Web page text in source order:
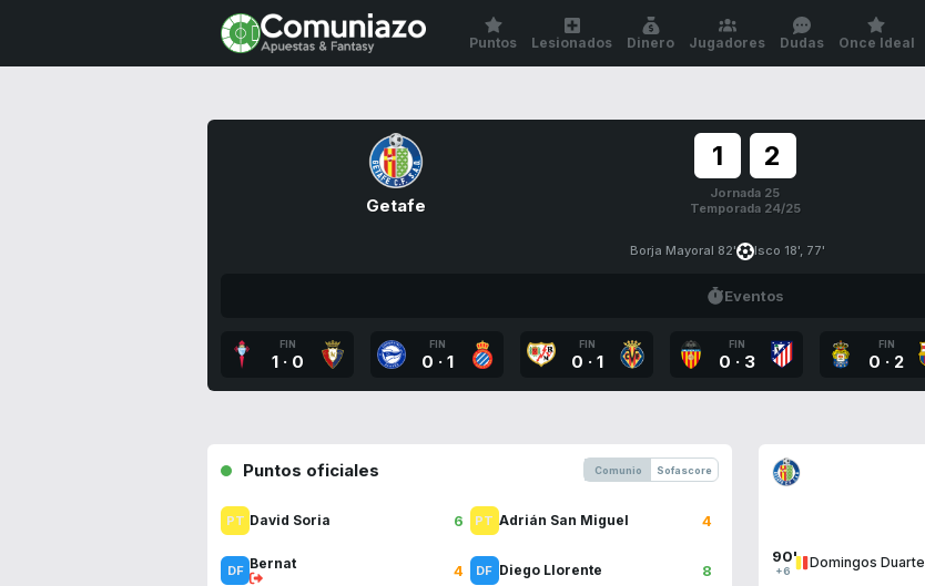
Puntos Lesionados Dinero Jugadores Dudas Once Ideal
Getafe
1 2
Jornada 25
Temporada 24/25
Borja Mayoral 82' Isco 18', 77'
Eventos
FIN
1 · 0
FIN
0 · 1
FIN
0 · 1
FIN
0 · 3
FIN
0 · 2
Puntos oficiales Comunio Sofascore
David Soria 6
Bernat 4
Adrián San Miguel 4
Diego Llorente 8
90'
+6
Domingos Duarte